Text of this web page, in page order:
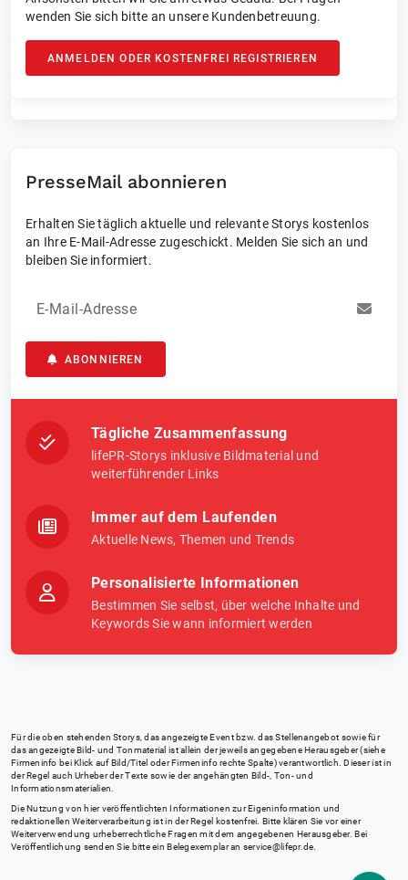
wenden Sie sich bitte an unsere Kundenbetreuung.
ANMELDEN ODER KOSTENFREI REGISTRIEREN
PresseMail abonnieren
Erhalten Sie täglich aktuelle und relevante Storys kostenlos
an Ihre E-Mail-Adresse zugeschickt. Melden Sie sich an und
bleiben Sie informiert.
E-Mail-Adresse
ABONNIEREN
Tägliche Zusammenfassung
lifePR-Storys inklusive Bildmaterial und
weiterführender Links
Immer auf dem Laufenden
Aktuelle News, Themen und Trends
Personalisierte Informationen
Bestimmen Sie selbst, über welche Inhalte und
Keywords Sie wann informiert werden
Für die oben stehenden Storys, das angezeigte Event bzw. das Stellenangebot sowie für
das angezeigte Bild- und Tonmaterial ist allein der jeweils angegebene Herausgeber (siehe
Firmeninfo bei Klick auf Bild/Titel oder Firmeninfo rechte Spalte) verantwortlich. Dieser ist in
der Regel auch Urheber der Texte sowie der angehängten Bild-, Ton- und
Informationsmaterialien.
Die Nutzung von hier veröffentlichten Informationen zur Eigeninformation und
redaktionellen Weiterverarbeitung ist in der Regel kostenfrei. Bitte klären Sie vor einer
Weiterverwendung urheberrechtliche Fragen mit dem angegebenen Herausgeber. Bei
Veröffentlichung senden Sie bitte ein Belegexemplar an service@lifepr.de